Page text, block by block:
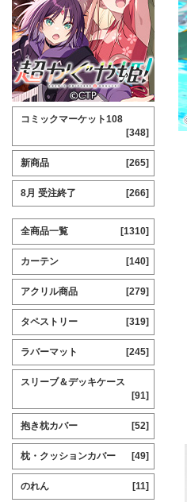
コミックマーケット108
[348]
新商品 [265]
8月 受注終了 [266]
全商品一覧 [1310]
カーテン [140]
アクリル商品 [279]
タペストリー [319]
ラバーマット [245]
スリーブ＆デッキケース
[91]
抱き枕カバー [52]
枕・クッションカバー [49]
のれん [11]